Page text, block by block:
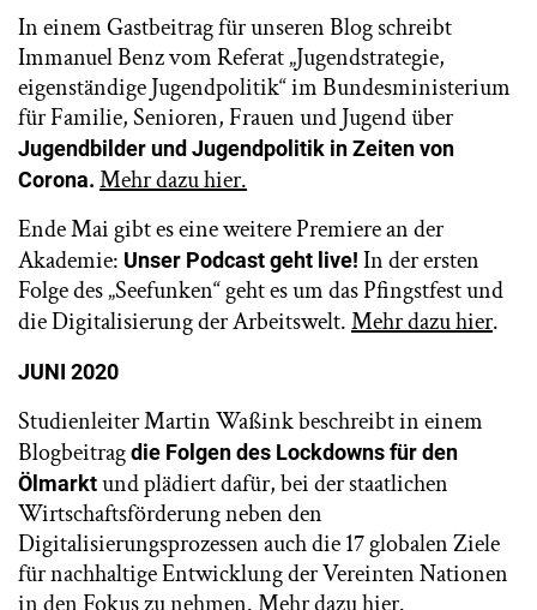
In einem Gastbeitrag für unseren Blog schreibt
Immanuel Benz vom Referat „Jugendstrategie,
eigenständige Jugendpolitik“ im Bundesministerium
für Familie, Senioren, Frauen und Jugend über
Jugendbilder und Jugendpolitik in Zeiten von
Corona. Mehr dazu hier.
Ende Mai gibt es eine weitere Premiere an der
Akademie: Unser Podcast geht live! In der ersten
Folge des „Seefunken“ geht es um das Pfingstfest und
die Digitalisierung der Arbeitswelt.Mehr dazu hier.
JUNI 2020
Studienleiter Martin Waßink beschreibt in einem
Blogbeitragdie Folgen des Lockdowns für den
Ölmarktund plädiert dafür, bei der staatlichen
Wirtschaftsförderung neben den
Digitalisierungsprozessen auch die 17 globalen Ziele
für nachhaltige Entwicklung der Vereinten Nationen
in den Fokus zu nehmen.Mehr dazu hier.